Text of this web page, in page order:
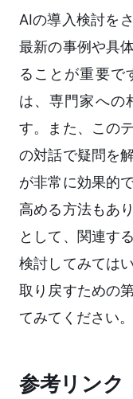
AIの導入検討を
最新の事例や具
ることが重要で
は、専門家への
す。また、この
の対話で疑問を
が非常に効果的
高める方法もあ
として、関連す
検討してみては
取り戻すための
てみてください。
参考リンク